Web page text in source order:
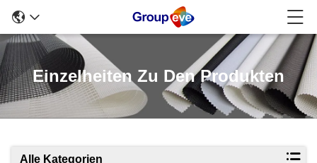
Einzelheiten Zu Den Produkten
Alle Kategorien